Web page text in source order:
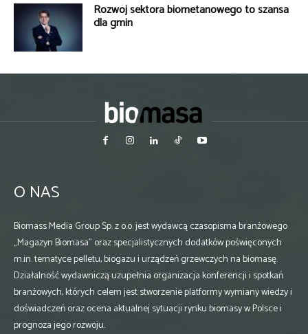
Rozwój sektora biometanowego to szansa
dla gmin
O NAS
Biomass Media Group Sp. z o.o. jest wydawcą czasopisma branżowego
„Magazyn Biomasa” oraz specjalistycznych dodatków poświęconych
m.in. tematyce pelletu, biogazu i urządzeń grzewczych na biomasę.
Działalność wydawniczą uzupełnia organizacja konferencji i spotkań
branżowych, których celem jest stworzenie platformy wymiany wiedzy i
doświadczeń oraz ocena aktualnej sytuacji rynku biomasy w Polsce i
prognoza jego rozwoju.